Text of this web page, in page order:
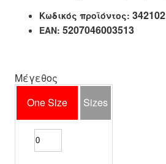
Κωδικός προϊόντος: 342102
EAN: 5207046003513
Μέγεθος
One Size
Sizes